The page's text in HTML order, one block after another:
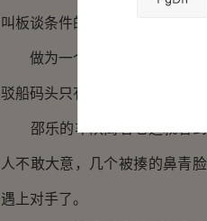
叫板谈条件的最大凭仗。
做为一个地标式的建筑，这
驳船码头只有一个作用，就是停
邵乐的车队离着老远就看到
人不敢大意，几个被揍的鼻青
遇上对手了。